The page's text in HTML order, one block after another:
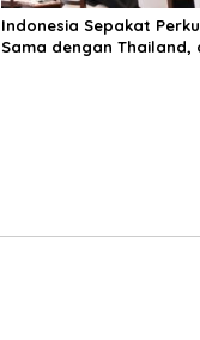
Indonesia Sepakat
Sama dengan Thailand,